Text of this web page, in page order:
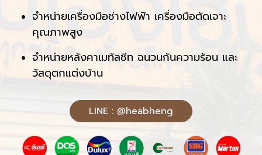
จำหน่ายเครื่องมือช่างไฟฟ้า เครื่องมือตัดเจาะ
คุณภาพสูง
จำหน่ายหลังคาเมทัลชีท ฉนวนกันความร้อน และ
วัสดุตกแต่งบ้าน
LINE : @heabheng